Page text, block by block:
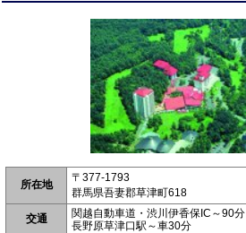
所在地
〒377-1793
群馬県吾妻郡草津町618
交通
関越自動車道・渋川伊香保IC～90分
長野原草津口駅～車30分